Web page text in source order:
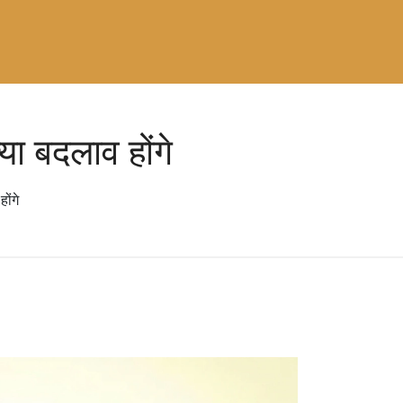
बदलाव होंगे